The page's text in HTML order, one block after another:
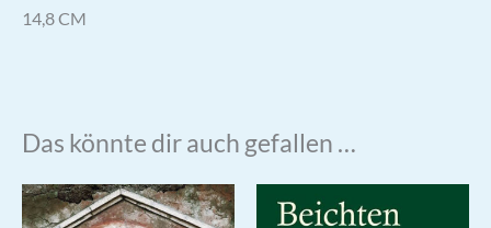
14,8 CM
Das könnte dir auch gefallen …